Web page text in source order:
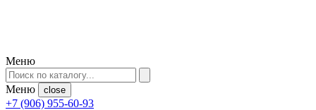
Меню
Меню close
+7 (906) 955-60-93